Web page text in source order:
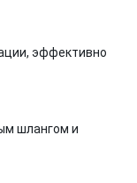
эффективно
шлангом и